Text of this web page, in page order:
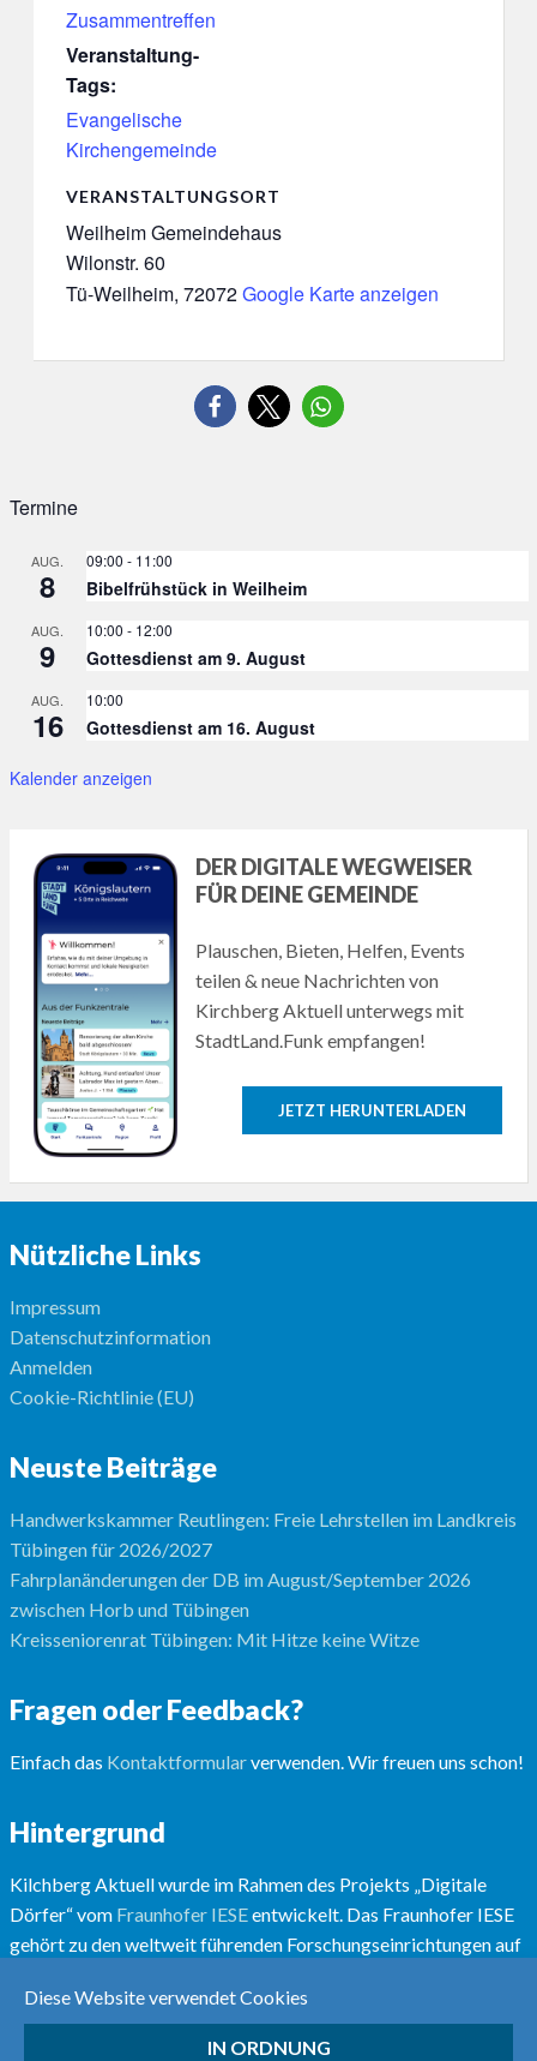
Zusammentreffen
Veranstaltung-
Tags:
Evangelische
Kirchengemeinde
VERANSTALTUNGSORT
Weilheim Gemeindehaus
Wilonstr. 60
Tü-Weilheim, 72072Google Karte anzeigen
Termine
AUG.
8
09:00 - 11:00
Bibelfrühstück in Weilheim
AUG.
9
10:00 - 12:00
Gottesdienst am 9. August
AUG.
16
10:00
Gottesdienst am 16. August
Kalender anzeigen
DER DIGITALE WEGWEISER
FÜR DEINE GEMEINDE
Plauschen, Bieten, Helfen, Events
teilen & neue Nachrichten von
Kirchberg Aktuell unterwegs mit
StadtLand.Funk empfangen!
JETZT HERUNTERLADEN
Nützliche Links
Impressum
Datenschutzinformation
Anmelden
Cookie-Richtlinie (EU)
Neuste Beiträge
Handwerkskammer Reutlingen: Freie Lehrstellen im Landkreis
Tübingen für 2026/2027
Fahrplanänderungen der DB im August/September 2026
zwischen Horb und Tübingen
Kreisseniorenrat Tübingen: Mit Hitze keine Witze
Fragen oder Feedback?
Einfach das Kontaktformularverwenden. Wir freuen uns schon!
Hintergrund
Kilchberg Aktuell wurde im Rahmen des Projekts „Digitale
Dörfer“ vom Fraunhofer IESEentwickelt. Das Fraunhofer IESE
gehört zu den weltweit führenden Forschungseinrichtungen auf
Diese Website verwendet Cookies
IN ORDNUNG